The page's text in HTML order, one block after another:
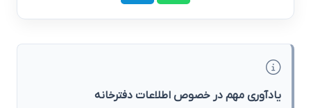
یادآوری مهم در خصوص اطلاعات دفترخانه